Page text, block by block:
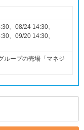
、08/24 14:30、
、09/20 14:30、
ループの売場「マネジ